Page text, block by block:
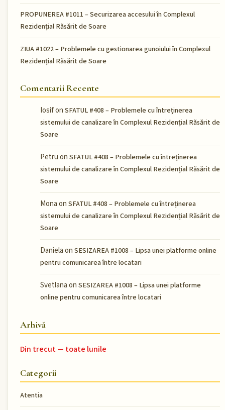
PROPUNEREA #1011 – Securizarea accesului în Complexul
Rezidențial Răsărit de Soare
ZIUA #1022 – Problemele cu gestionarea gunoiului în Complexul
Rezidențial Răsărit de Soare
Comentarii Recente
Iosifon SFATUL #408 – Problemele cu întreținerea
sistemului de canalizare în Complexul Rezidențial Răsărit de
Soare
Petruon SFATUL #408 – Problemele cu întreținerea
sistemului de canalizare în Complexul Rezidențial Răsărit de
Soare
Monaon SFATUL #408 – Problemele cu întreținerea
sistemului de canalizare în Complexul Rezidențial Răsărit de
Soare
Danielaon SESIZAREA #1008 – Lipsa unei platforme online
pentru comunicarea între locatari
Svetlanaon SESIZAREA #1008 – Lipsa unei platforme
online pentru comunicarea între locatari
Arhivă
Din trecut — toate lunile
Categorii
Atentia